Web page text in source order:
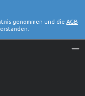
genommen und die AGB